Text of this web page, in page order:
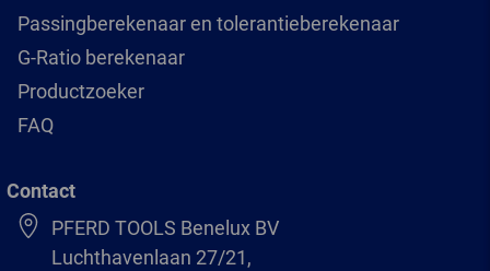
Passingberekenaar en tolerantieberekenaar
G-Ratio berekenaar
Productzoeker
FAQ
Contact
PFERD TOOLS Benelux BV
Luchthavenlaan 27/21,